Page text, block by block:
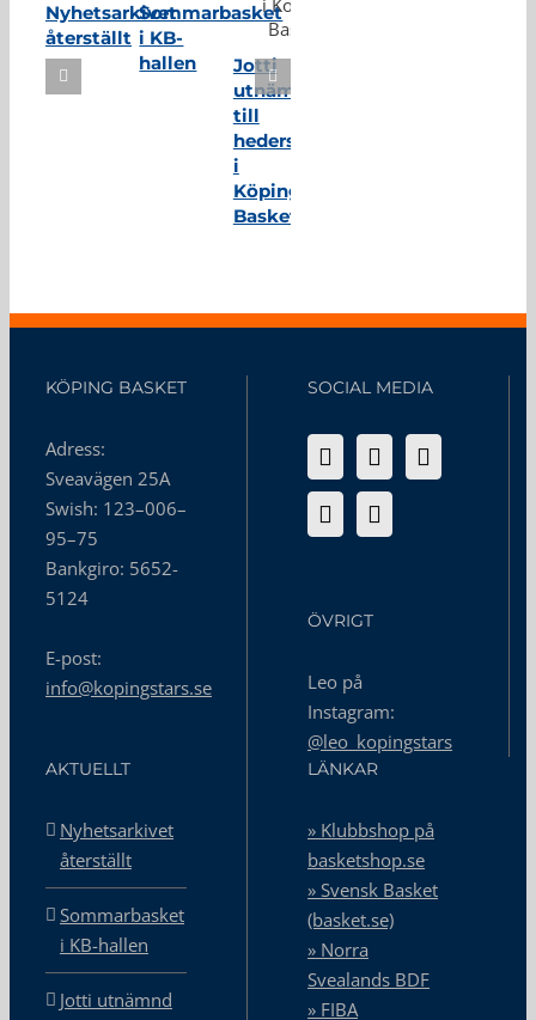
Nyhetsarkivet
återställt
Sommarbasket
i KB-
hallen
Jotti
utnämnd
till
hedersmedlem
i
Köping
Basket
KÖPING BASKET
Adress:
Sveavägen 25A
Swish: 123–006–
95–75
Bankgiro: 5652-
5124
E-post:
info@kopingstars.se
SOCIAL MEDIA
ÖVRIGT
Leo på
Instagram:
@leo_kopingstars
AKTUELLT
Nyhetsarkivet
återställt
Sommarbasket
i KB-hallen
Jotti utnämnd
LÄNKAR
» Klubbshop på
basketshop.se
» Svensk Basket
(basket.se)
» Norra
Svealands BDF
» FIBA